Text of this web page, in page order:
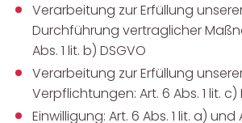
Verarbeitung zur Erfüllung
Durchführung vertraglicher
Abs. 1 lit. b) DSGVO
Verarbeitung zur Erfüllung
Verpflichtungen: Art. 6 Abs. 1 lit. c)
Einwilligung: Art. 6 Abs. 1 lit. a) und